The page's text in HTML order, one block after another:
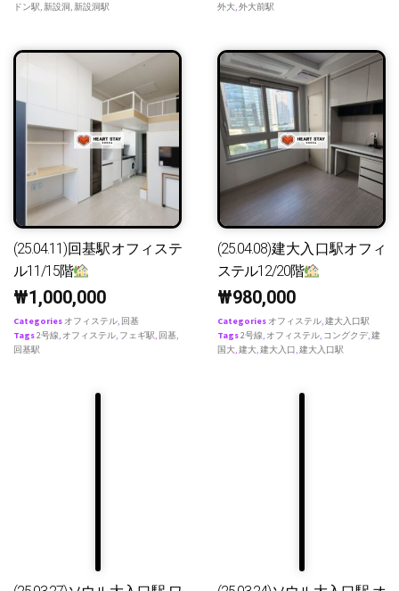
ドン駅,新設洞 ,新設洞駅
外大,外大前駅
(25.04.11)回基駅オフィステ
ル11/15階
₩1,000,000
Categories オフィステル, 回基
Tags2号線, オフィステル, フェギ駅, 回基,
回基駅
(25.04.08)建大入口駅オフィ
ステル12/20階
₩980,000
Categories オフィステル,建大入口駅
Tags2号線, オフィステル, コングクデ,建
国大,建大,建大入口,建大入口駅